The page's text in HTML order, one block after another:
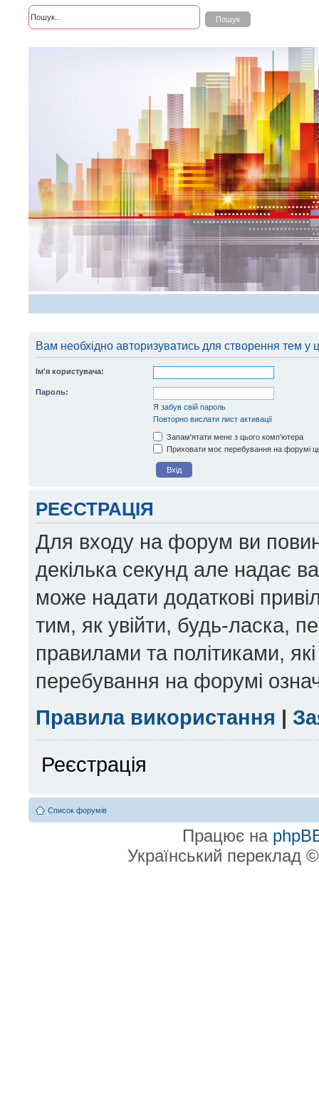
Вам необхідно авторизуватись для створення тем у
Ім'я користувача:
Пароль:
Я забув свій пароль
Повторно вислати лист активації
Запам'ятати мене з цього комп'ютера
Приховати моє перебування на форумі
РЕЄСТРАЦІЯ
Для входу на форум ви
декілька секунд але надає
може надати додаткові
тим, як увійти, будь-ласка,
правилами та політиками,
перебування на форумі
Правила використання |
Реєстрація
Список форумів
Працює на
Український переклад